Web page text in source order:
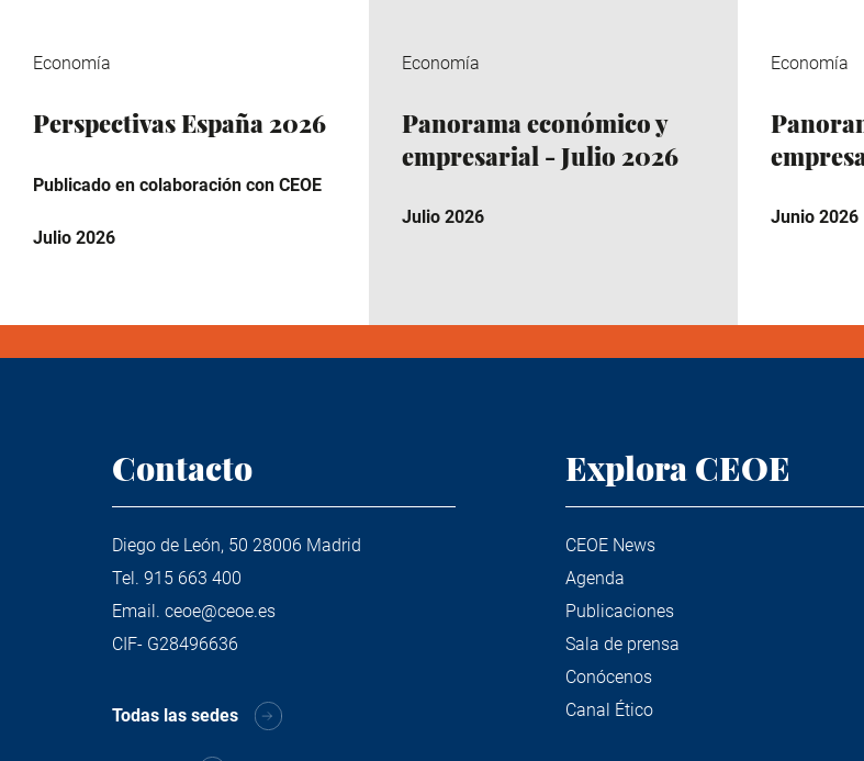
Economía
Perspectivas España 2026
Publicado en colaboración con CEOE
Julio 2026
Economía
Panorama económico y
empresarial - Julio 2026
Julio 2026
Economía
Junio 2026
Contacto
Diego de León, 50 28006 Madrid
Tel. 915 663 400
Email. ceoe@ceoe.es
CIF- G28496636
Todas las sedes
Explora CEOE
CEOE News
Agenda
Publicaciones
Sala de prensa
Conócenos
Canal Ético